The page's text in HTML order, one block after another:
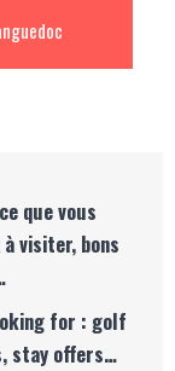
que vous
visiter, bons
for : golf
stay offers…